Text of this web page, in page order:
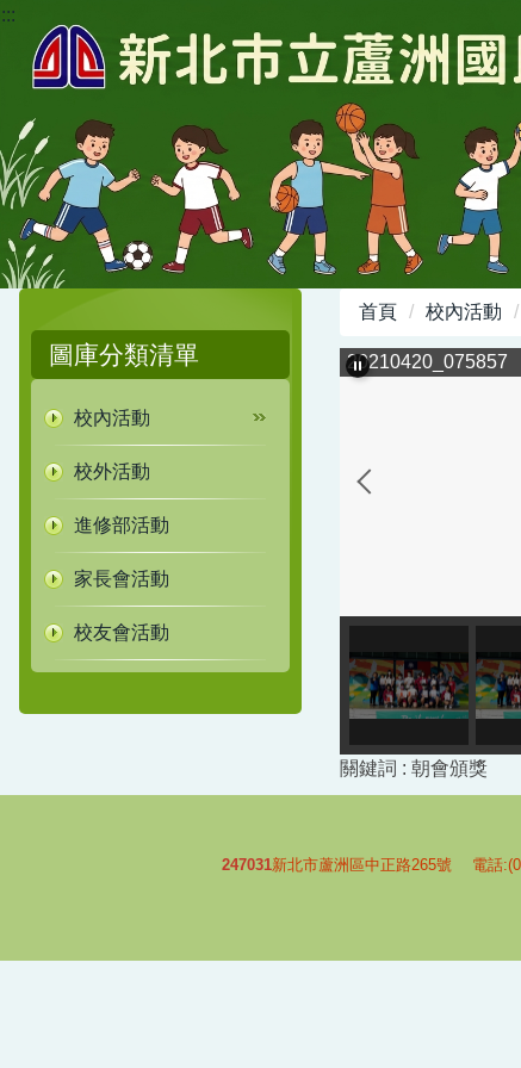
跳
內
容
區
:::
圖庫分類清單
校內活動
校外活動
進修部活動
家長會活動
校友會活動
首頁 校內活動
20210420_075857
關鍵詞 : 朝會頒獎
247031新北市蘆洲區中正路265號 電話